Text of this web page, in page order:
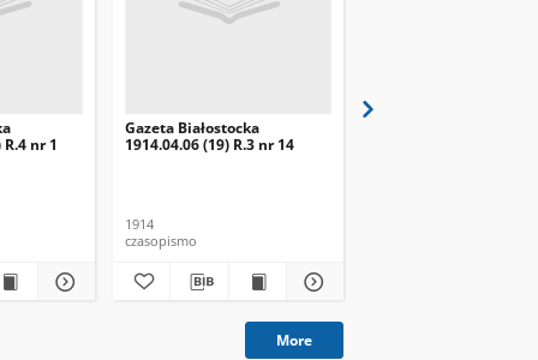
nr 1
Gazeta Białostocka
1914.04.06 (19) R.3 nr 14
1914
czasopismo
More